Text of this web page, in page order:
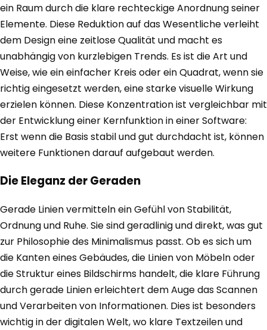
ein Raum durch die klare rechteckige Anordnung seiner
Elemente. Diese Reduktion auf das Wesentliche verleiht
dem Design eine zeitlose Qualität und macht es
unabhängig von kurzlebigen Trends. Es ist die Art und
Weise, wie ein einfacher Kreis oder ein Quadrat, wenn sie
richtig eingesetzt werden, eine starke visuelle Wirkung
erzielen können. Diese Konzentration ist vergleichbar mit
der Entwicklung einer Kernfunktion in einer Software:
Erst wenn die Basis stabil und gut durchdacht ist, können
weitere Funktionen darauf aufgebaut werden.
Die Eleganz der Geraden
Gerade Linien vermitteln ein Gefühl von Stabilität,
Ordnung und Ruhe. Sie sind geradlinig und direkt, was gut
zur Philosophie des Minimalismus passt. Ob es sich um
die Kanten eines Gebäudes, die Linien von Möbeln oder
die Struktur eines Bildschirms handelt, die klare Führung
durch gerade Linien erleichtert dem Auge das Scannen
und Verarbeiten von Informationen. Dies ist besonders
wichtig in der digitalen Welt, wo klare Textzeilen und